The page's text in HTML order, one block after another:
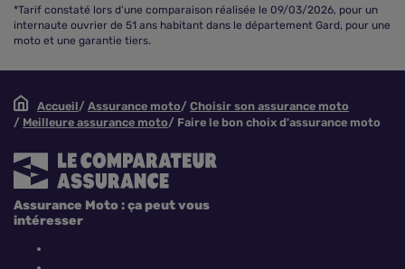
*Tarif constaté lors d’une comparaison réalisée le 09/03/2026, pour un
internaute ouvrier de 51 ans habitant dans le département Gard, pour une
moto et une garantie tiers.
Accueil Assurance moto
Choisir son assurance moto
Meilleure assurance moto
Faire le bon choix d'assurance moto
Assurance Moto : ça peut vous
intéresser